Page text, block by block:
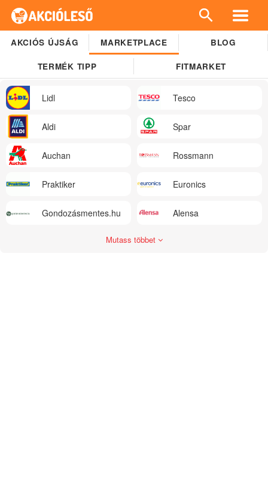
AKCIÓS ÚJSÁG MARKETPLACE BLOG
TERMÉK TIPP FITMARKET
Lidl Tesco
Aldi Spar
Auchan Rossmann
Praktiker Euronics
Gondozásmentes.hu Alensa
Mutass többet